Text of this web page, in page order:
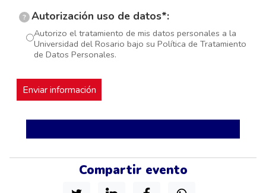
? Autorización uso de datos*:
Autorizo el tratamiento de mis datos personales a la
Universidad del Rosario bajo su Política de Tratamiento
de Datos Personales.
Compartir evento